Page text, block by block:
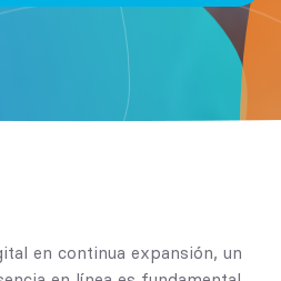
en continua expansión, un